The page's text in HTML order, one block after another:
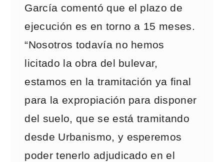
García comentó que el plazo de
ejecución es en torno a 15 meses.
“Nosotros todavía no hemos
licitado la obra del bulevar,
estamos en la tramitación ya final
para la expropiación para disponer
del suelo, que se está tramitando
desde Urbanismo, y esperemos
poder tenerlo adjudicado en el